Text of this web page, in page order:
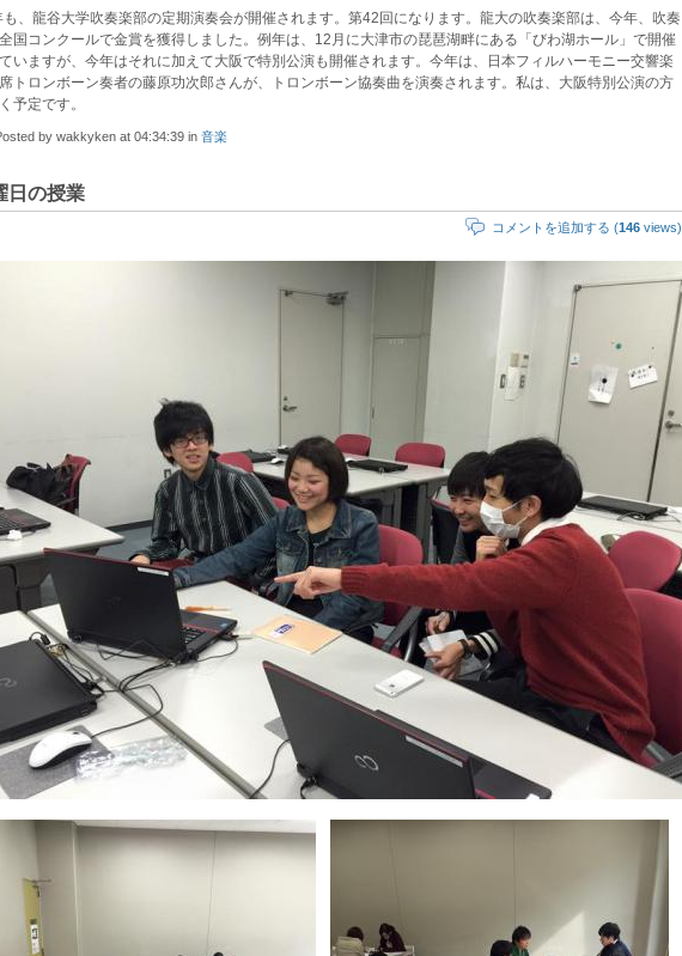
も、龍谷大学吹奏楽部の定期演奏会が開催されます。第42回になります。龍大の吹奏楽部は、今年、吹奏
国コンクールで金賞を獲得しました。例年は、12月に大津市の琵琶湖畔にある「びわ湖ホール」で開催
いますが、今年はそれに加えて大阪で特別公演も開催されます。今年は、日本フィルハーモニー交響楽
トロンボーン奏者の藤原功次郎さんが、トロンボーン協奏曲を演奏されます。私は、大阪特別公演の方
予定です。
by wakkyken at 04:34:39 in 音楽
日の授業
コメントを追加する (146 views)